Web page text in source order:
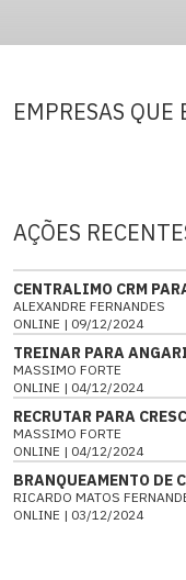
EMPRESAS
AÇÕES
CENTRALIMO CRM
ALEXANDRE FERNANDES
ONLINE | 09/12/2024
TREINAR PARA
MASSIMO FORTE
ONLINE | 04/12/2024
RECRUTAR PARA
MASSIMO FORTE
ONLINE | 04/12/2024
BRANQUEAMENTO DE
RICARDO MATOS
ONLINE | 03/12/2024